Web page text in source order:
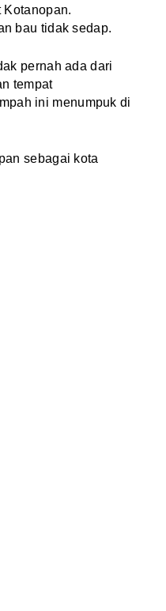
bau tidak sedap.
pernah ada dari
tempat
ini menumpuk di
sebagai kota